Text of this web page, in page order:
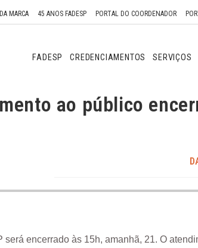
MARCA 45 ANOS FADESP PORTAL DO COORDENADOR
FADESP CREDENCIAMENTOS SERVIÇOS
ao público
será encerrado às 15h, amanhã, 21. O